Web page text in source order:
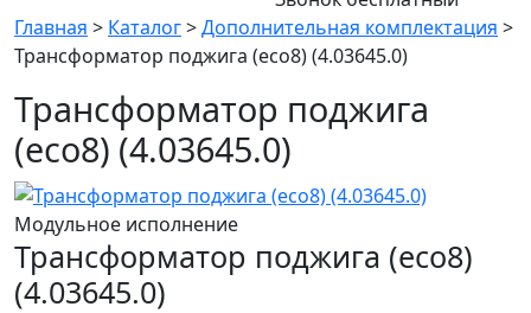
Главная > Каталог>Дополнительная комплектация >
Трансформатор поджига (есо8) (4.03645.0)
Трансформатор поджига
(есо8) (4.03645.0)
Модульное исполнение
Трансформатор поджига (есо8)
(4.03645.0)